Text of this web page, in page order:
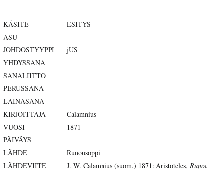
KÄSITE
ESITYS
ASU
JOHDOSTYYPPI
jUS
YHDYSSANA
SANALIITTO
PERUSSANA
LAINASANA
KIRJOITTAJA
Calamnius
VUOSI
1871
PÄIVÄYS
LÄHDE
Runousoppi
LÄHDEVIITE
J. W. Calamnius (suom.) 1871: Aristoteles,